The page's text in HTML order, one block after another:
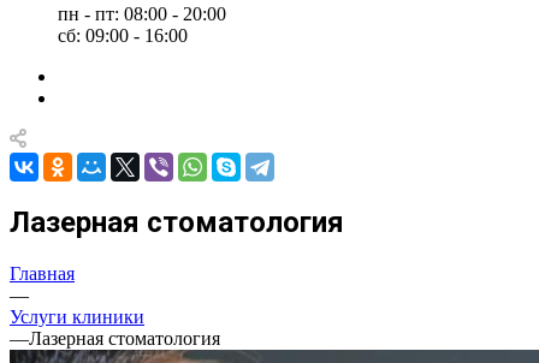
пн - пт: 08:00 - 20:00
сб: 09:00 - 16:00
Лазерная стоматология
Главная
—
Услуги клиники
—Лазерная стоматология